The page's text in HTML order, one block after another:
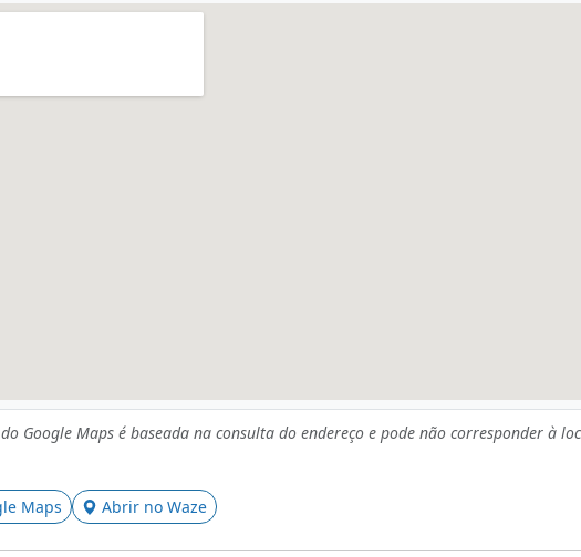
Google Maps é baseada na consulta do endereço e pode não corresponder à
Maps Abrir no Waze